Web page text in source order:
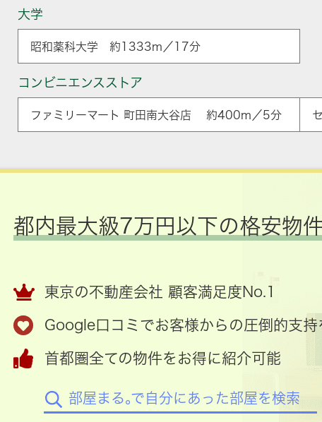
大学
昭和薬科大学 約1333m／17分
コンビニエンスストア
ファミリーマート 町田南大谷店 約400m／5分
都内最大級7万円以下の格安物
東京の不動産会社 顧客満足度No.1
Google口コミでお客様からの圧倒的支持
首都圏全ての物件をお得に紹介可能
部屋まる。で自分にあった部屋を検索